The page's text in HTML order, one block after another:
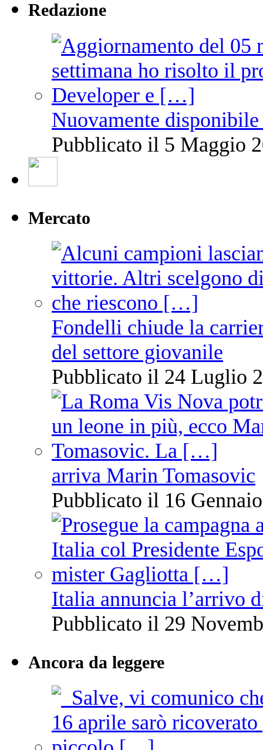
Redazione
Nuovamente
Pubblicato il 5 Maggio
Mercato
Fondelli chiude la
del settore giovanile
Pubblicato il 24 Luglio
arriva Marin Tomasovic
Pubblicato il 16
Italia annuncia l’arrivo
Pubblicato il 29
Ancora da leggere